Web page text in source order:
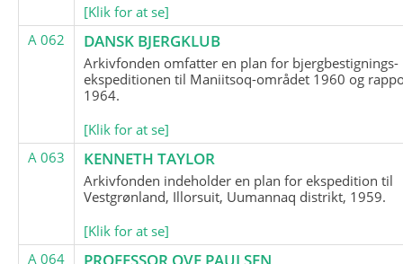
[Klik for at se]
A 062
DANSK BJERGKLUB
Arkivfonden omfatter en plan for bjergbestignings-
ekspeditionen til Maniitsoq-området 1960 og
1964.
[Klik for at se]
A 063
KENNETH TAYLOR
Arkivfonden indeholder en plan for ekspedition til
Vestgrønland, Illorsuit, Uumannaq distrikt, 1959.
[Klik for at se]
A 064
PROFESSOR OVE PAULSEN